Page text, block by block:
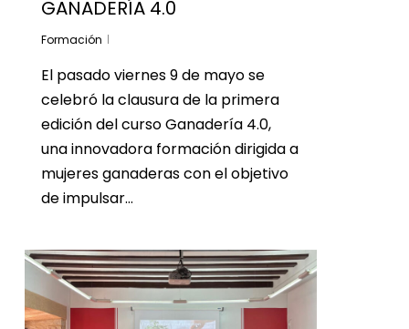
GANADERÍA 4.0
Formación
El pasado viernes 9 de mayo se
celebró la clausura de la primera
edición del curso Ganadería 4.0,
una innovadora formación dirigida a
mujeres ganaderas con el objetivo
de impulsar…